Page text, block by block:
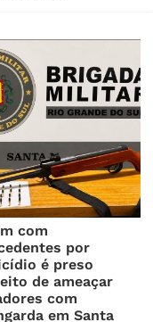
com
por
é preso
de ameaçar
com
em Santa